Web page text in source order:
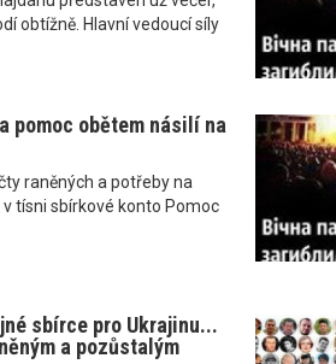
obtížně. Hlavní vedoucí síly
pomoc obětem násilí na
raněných a potřeby na
tísni sbírkové konto Pomoc
sbírce pro Ukrajinu...
a pozůstalým